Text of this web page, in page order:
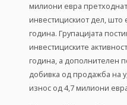
милиони евра
инвестицискиот дел, што
година. Групацијата
инвестициските
година, а дополнителен
добивка од продажба на
износ од 4,7 милиони